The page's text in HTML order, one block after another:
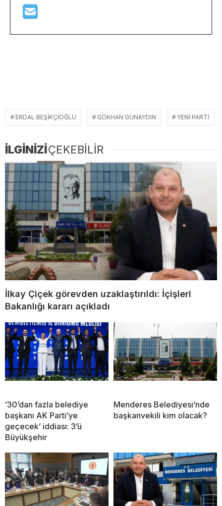
ERDAL BEŞIKÇIOĞLU GÖKHAN GÜNAYDIN YENİ PARTI
İLGİNİZİÇEKEBİLİR
İlkay Çiçek görevden uzaklaştırıldı: İçişleri
Bakanlığı kararı açıkladı
’30’dan fazla belediye
başkanı AK Parti’ye
geçecek’ iddiası: 3’ü
Büyükşehir
Menderes Belediyesi’nde
başkanvekili kim olacak?